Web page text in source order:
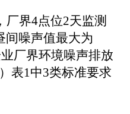
厂界4点位2天监测
间噪声值最大为
厂界环境噪声排放
表1中3类标准要求